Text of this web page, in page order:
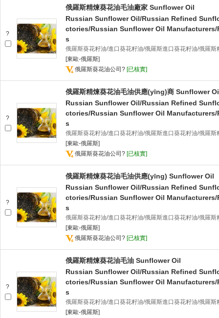
?
俄羅斯精煉葵花油毛油廠家 Sunflower Oil
Russian Sunflower Oil/Russian Refined
ctories/Russian Sunflower Oil
s
俄羅斯葵花籽油/進口葵花籽油/俄羅斯進口葵花籽油/俄羅
[東歐-俄羅斯]
俄羅斯葵花油公司 ? [已核實]
?
俄羅斯精煉葵花油毛油供應(yīng)商 Sunflower
Russian Sunflower Oil/Russian Refined
ctories/Russian Sunflower Oil
s
俄羅斯葵花籽油/進口葵花籽油/俄羅斯進口葵花籽油/俄羅
[東歐-俄羅斯]
俄羅斯葵花油公司 ? [已核實]
?
俄羅斯精煉葵花油毛油供應(yīng) Sunflower Oil
Russian Sunflower Oil/Russian Refined
ctories/Russian Sunflower Oil
s
俄羅斯葵花籽油/進口葵花籽油/俄羅斯進口葵花籽油/俄羅
[東歐-俄羅斯]
俄羅斯葵花油公司 ? [已核實]
?
俄羅斯精煉葵花油毛油 Sunflower Oil
Russian Sunflower Oil/Russian Refined
ctories/Russian Sunflower Oil
s
俄羅斯葵花籽油/進口葵花籽油/俄羅斯進口葵花籽油/俄羅
[東歐-俄羅斯]